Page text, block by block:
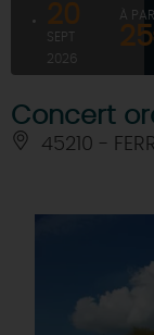
20
SEPT
2026
À
Concert
45210 -